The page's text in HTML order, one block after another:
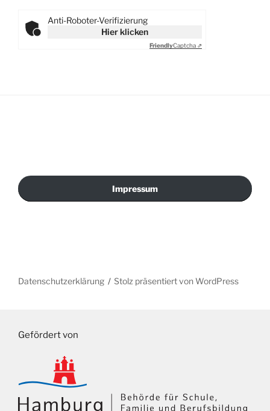
Anti-Roboter-Verifizierung
Hier klicken
FriendlyCaptcha ⇗
Impressum
Datenschutzerklärung Stolz präsentiert von WordPress
Gefördert von